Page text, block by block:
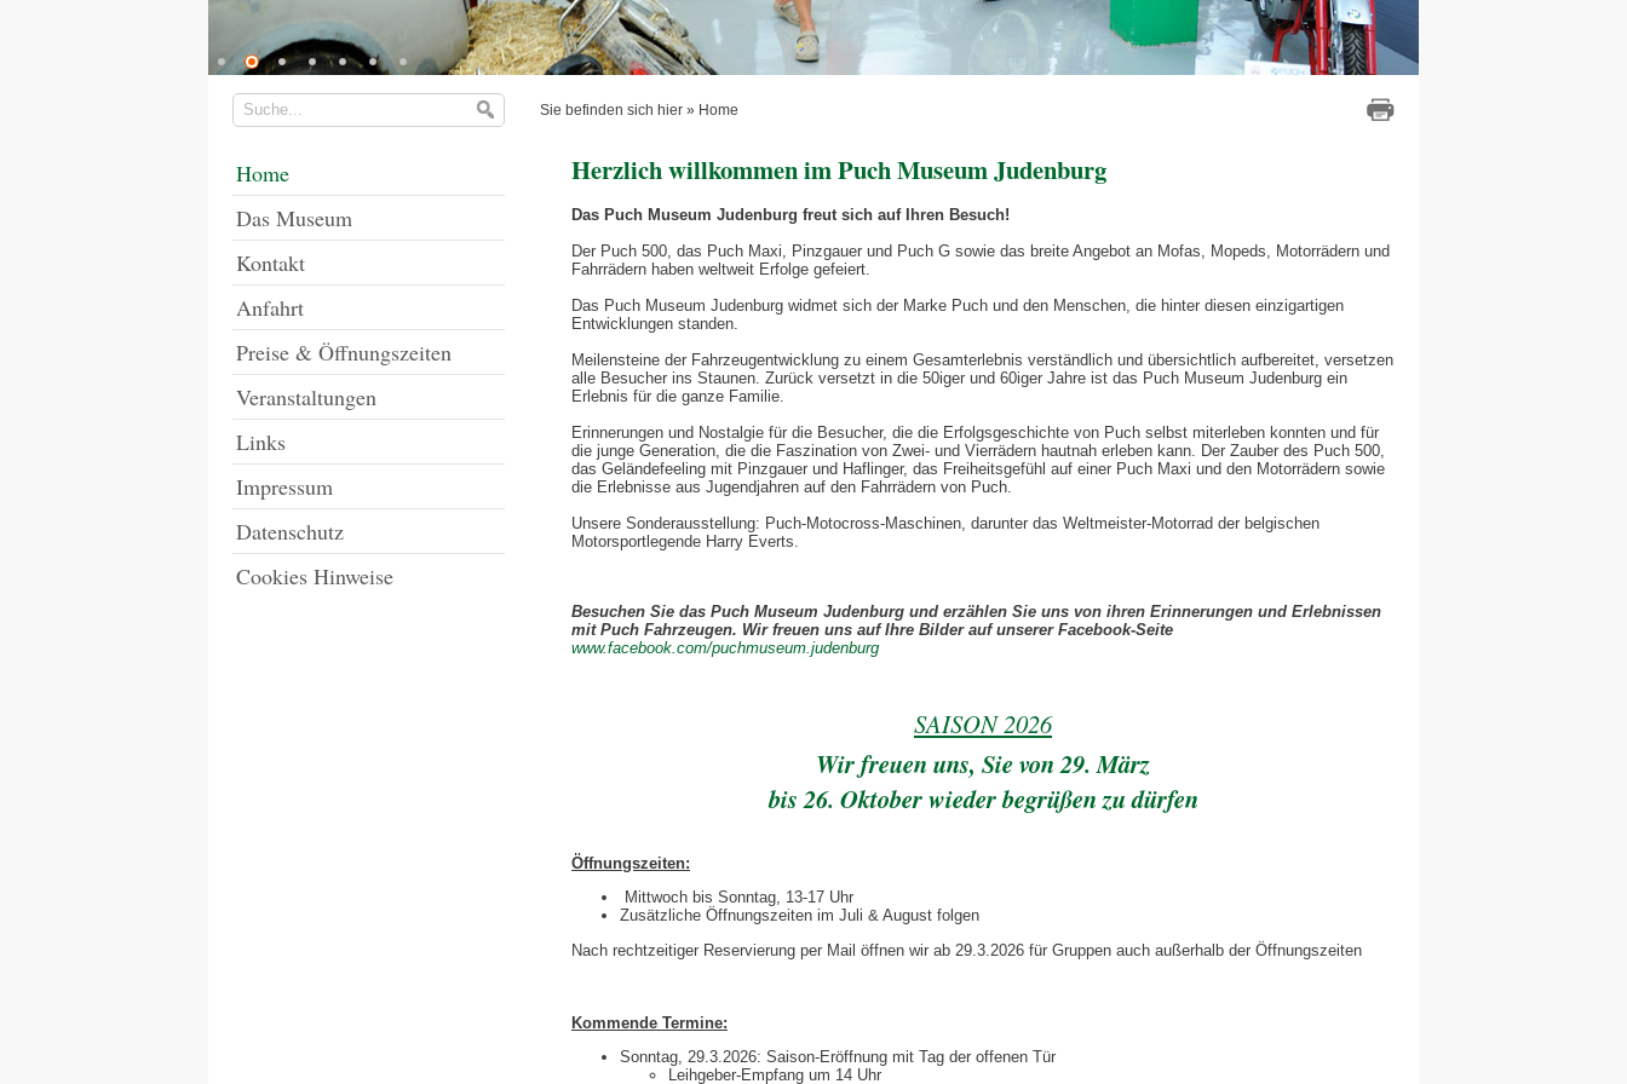
Sie befinden sich hier » Home
Home
Das Museum
Kontakt
Anfahrt
Preise & Öffnungszeiten
Veranstaltungen
Links
Impressum
Datenschutz
Cookies Hinweise
Herzlich willkommen im Puch Museum Judenburg
Das Puch Museum Judenburg freut sich auf Ihren Besuch!
Der Puch 500, das Puch Maxi, Pinzgauer und Puch G sowie das breite Angebot an Mofas, Mopeds, Motorrädern und
Fahrrädern haben weltweit Erfolge gefeiert.
Das Puch Museum Judenburg widmet sich der Marke Puch und den Menschen, die hinter diesen einzigartigen
Entwicklungen standen.
Meilensteine der Fahrzeugentwicklung zu einem Gesamterlebnis verständlich und übersichtlich aufbereitet, versetzen
alle Besucher ins Staunen. Zurück versetzt in die 50iger und 60iger Jahre ist das Puch Museum Judenburg ein
Erlebnis für die ganze Familie.
Erinnerungen und Nostalgie für die Besucher, die die Erfolgsgeschichte von Puch selbst miterleben konnten und für
die junge Generation, die die Faszination von Zwei- und Vierrädern hautnah erleben kann. Der Zauber des Puch 500,
das Geländefeeling mit Pinzgauer und Haflinger, das Freiheitsgefühl auf einer Puch Maxi und den Motorrädern sowie
die Erlebnisse aus Jugendjahren auf den Fahrrädern von Puch.
Unsere Sonderausstellung: Puch-Motocross-Maschinen, darunter das Weltmeister-Motorrad der belgischen
Motorsportlegende Harry Everts.
Besuchen Sie das Puch Museum Judenburg und erzählen Sie uns von ihren Erinnerungen und Erlebnissen
mit Puch Fahrzeugen. Wir freuen uns auf Ihre Bilder auf unserer Facebook-Seite
www.facebook.com/puchmuseum.judenburg
SAISON 2026
Wir freuen uns, Sie von 29. März
bis 26. Oktober wieder begrüßen zu dürfen
Öffnungszeiten:
Mittwoch bis Sonntag, 13-17 Uhr
Zusätzliche Öffnungszeiten im Juli & August folgen
Nach rechtzeitiger Reservierung per Mail öffnen wir ab 29.3.2026 für Gruppen auch außerhalb der Öffnungszeiten
Kommende Termine:
Sonntag, 29.3.2026: Saison-Eröffnung mit Tag der offenen Tür
Leihgeber-Empfang um 14 Uhr